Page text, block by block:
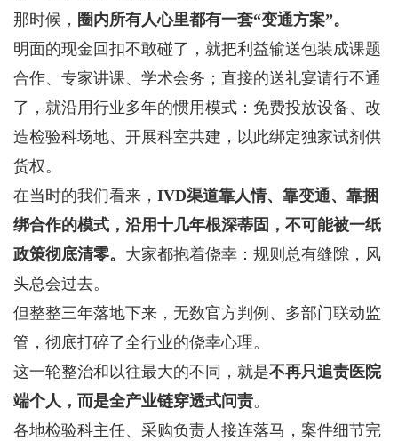
那时候， 圈内所有人心里都有一套“变通方案”。
明面的现金回扣不敢碰了，就把利益输送包装成课题
合作、专家讲课、学术会务；直接的送礼宴请行不通
了，就沿用行业多年的惯用模式：免费投放设备、改
造检验科场地、开展科室共建，以此绑定独家试剂供
货权。
在当时的我们看来， IVD渠道靠人情、靠变通、靠捆
绑合作的模式，沿用十几年根深蒂固，不可能被一纸
政策彻底清零。 大家都抱着侥幸：规则总有缝隙，风
头总会过去。
但整整三年落地下来，无数官方判例、多部门联动监
管，彻底打碎了全行业的侥幸心理。
这一轮整治和以往最大的不同，就是不再只追责医院
端个人，而是全产业链穿透式问责。
各地检验科主任、采购负责人接连落马，案件细节完